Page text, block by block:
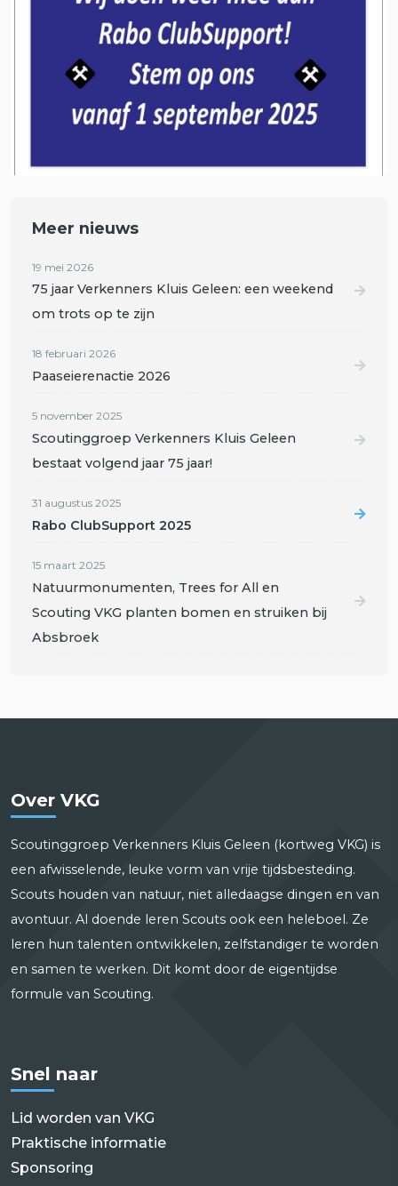
Meer nieuws
19 mei 2026
75 jaar Verkenners Kluis Geleen: een weekend
om trots op te zijn
18 februari 2026
Paaseierenactie 2026
5 november 2025
Scoutinggroep Verkenners Kluis Geleen
bestaat volgend jaar 75 jaar!
31 augustus 2025
Rabo ClubSupport 2025
15 maart 2025
Natuurmonumenten, Trees for All en
Scouting VKG planten bomen en struiken bij
Absbroek
Over VKG
Scoutinggroep Verkenners Kluis Geleen (kortweg VKG) is
een afwisselende, leuke vorm van vrije tijdsbesteding.
Scouts houden van natuur, niet alledaagse dingen en van
avontuur. Al doende leren Scouts ook een heleboel. Ze
leren hun talenten ontwikkelen, zelfstandiger te worden
en samen te werken. Dit komt door de eigentijdse
formule van Scouting.
Snel naar
Lid worden van VKG
Praktische informatie
Sponsoring